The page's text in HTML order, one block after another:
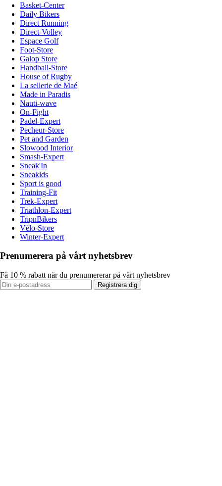
Basket-Center
Daily Bikers
Direct Running
Direct-Volley
Espace Golf
Foot-Store
Galop Store
Handball-Store
House of Rugby
La sellerie de Maé
Made in Paradis
Nauti-wave
On-Fight
Padel-Expert
Pecheur-Store
Pet and Garden
Slowood Interior
Smash-Expert
Sneak'In
Sneakids
Sport is good
Training-Fit
Trek-Expert
Triathlon-Expert
TripnBikers
Vélo-Store
Winter-Expert
Prenumerera på vårt nyhetsbrev
Få 10 % rabatt när du prenumererar på vårt nyhetsbrev
Registrera dig